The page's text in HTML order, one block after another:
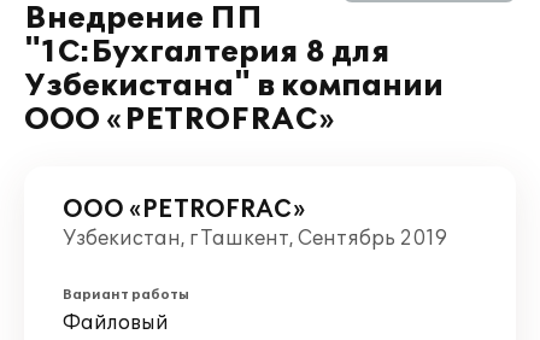
Внедрение ПП
"1С:Бухгалтерия 8 для
Узбекистана" в компании
ООО «PETROFRAC»
ООО «PETROFRAC»
Узбекистан, г Ташкент, Сентябрь 2019
Вариант работы
Файловый